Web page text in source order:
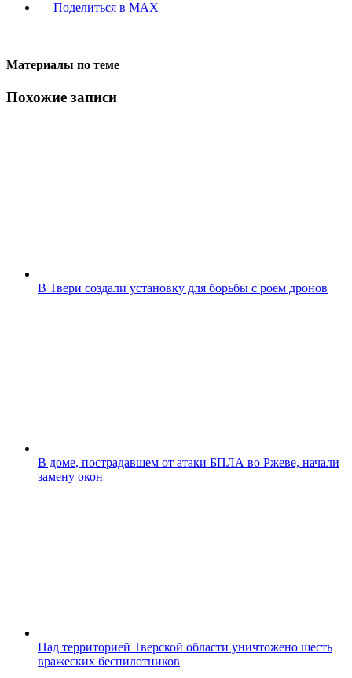
Поделиться в MAX
Материалы по теме
Похожие записи
В Твери создали установку для борьбы с роем дронов
В доме, пострадавшем от атаки БПЛА во Ржеве, начали
замену окон
Над территорией Тверской области уничтожено шесть
вражеских беспилотников